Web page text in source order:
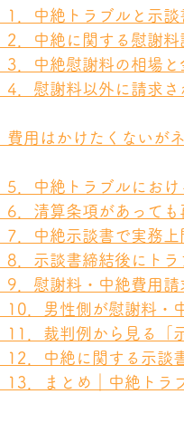
1．中絶トラブルと示
2．中絶に関する慰謝
3．中絶慰謝料の相場と
4．慰謝料以外に請求さ
費用はかけたくないが
5．中絶トラブルにお
6．清算条項があって
7．中絶示談書で実務
8．示談書締結後にトラ
9．慰謝料・中絶費用請
10．男性側が慰謝料・
11．裁判例から見る「
12．中絶に関する示談
13．まとめ｜中絶トラ